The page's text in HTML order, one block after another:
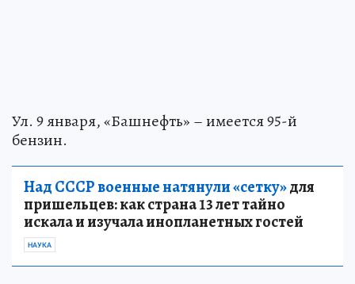
Ул. 9 января, «Башнефть» – имеется 95-й
бензин.
Над СССР военные натянули «сетку»для
пришельцев: как страна 13 лет тайно
искала и изучала инопланетных гостей
НАУКА